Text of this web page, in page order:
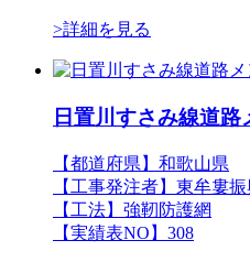
>詳細を見る
日置川すさみ線道
【都道府県】和歌山県
【工事発注者】東牟婁
【工法】強靭防護網
【実績表NO】308